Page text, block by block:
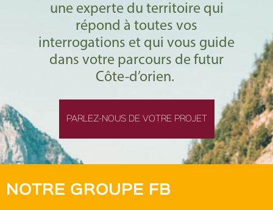
une experte du territoire qui
répond à toutes vos
interrogations et qui vous guide
dans votre parcours de futur
Côte-d’orien.
PARLEZ-NOUS DE VOTRE PROJET
NOTRE GROUPE FB